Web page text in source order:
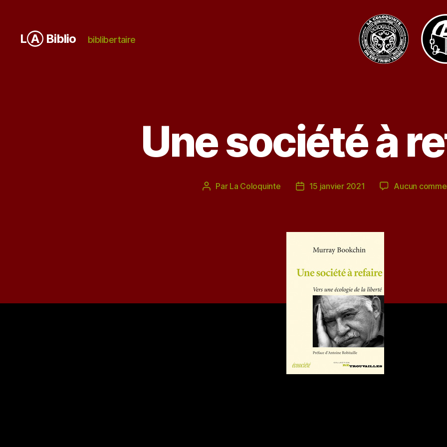
LⒶ Biblio biblibertaire
Une société à
Auteur
Par La Coloquinte
Date15 janvier 2021 Aucun